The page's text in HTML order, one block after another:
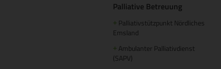
Palliative Betreuung
+ Palliativstützpunkt Nördliches
Emsland
+ Ambulanter Palliativdienst
(SAPV)